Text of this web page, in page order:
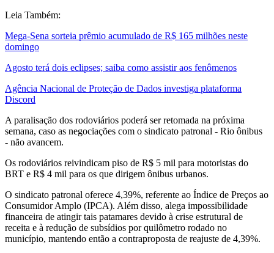
Leia Também:
Mega-Sena sorteia prêmio acumulado de R$ 165 milhões neste
domingo
Agosto terá dois eclipses; saiba como assistir aos fenômenos
Agência Nacional de Proteção de Dados investiga plataforma
Discord
A paralisação dos rodoviários poderá ser retomada na próxima
semana, caso as negociações com o sindicato patronal - Rio ônibus
- não avancem.
Os rodoviários reivindicam piso de R$ 5 mil para motoristas do
BRT e R$ 4 mil para os que dirigem ônibus urbanos.
O sindicato patronal oferece 4,39%, referente ao Índice de Preços ao
Consumidor Amplo (IPCA). Além disso, alega impossibilidade
financeira de atingir tais patamares devido à crise estrutural de
receita e à redução de subsídios por quilômetro rodado no
município, mantendo então a contraproposta de reajuste de 4,39%.